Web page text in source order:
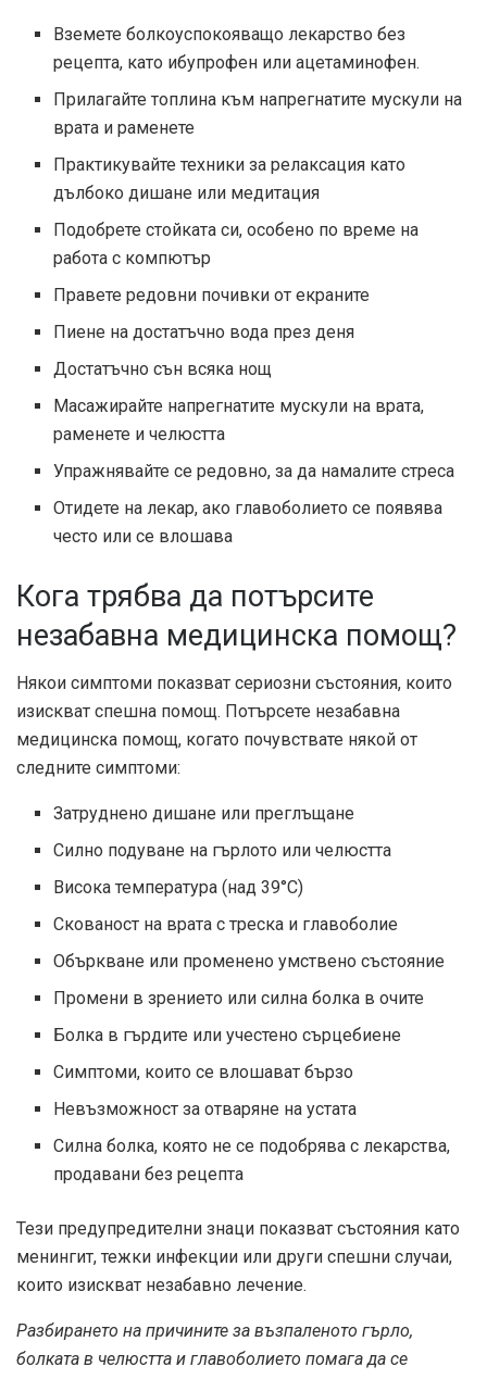
Вземете болкоуспокояващо лекарство без
рецепта, като ибупрофен или ацетаминофен.
Прилагайте топлина към напрегнатите мускули на
врата и раменете
Практикувайте техники за релаксация като
дълбоко дишане или медитация
Подобрете стойката си, особено по време на
работа с компютър
Правете редовни почивки от екраните
Пиене на достатъчно вода през деня
Достатъчно сън всяка нощ
Масажирайте напрегнатите мускули на врата,
раменете и челюстта
Упражнявайте се редовно, за да намалите стреса
Отидете на лекар, ако главоболието се появява
често или се влошава
Кога трябва да потърсите
незабавна медицинска помощ?
Някои симптоми показват сериозни състояния, които
изискват спешна помощ. Потърсете незабавна
медицинска помощ, когато почувствате някой от
следните симптоми:
Затруднено дишане или преглъщане
Силно подуване на гърлото или челюстта
Висока температура (над 39°C)
Скованост на врата с треска и главоболие
Объркване или променено умствено състояние
Промени в зрението или силна болка в очите
Болка в гърдите или учестено сърцебиене
Симптоми, които се влошават бързо
Невъзможност за отваряне на устата
Силна болка, която не се подобрява с лекарства,
продавани без рецепта
Тези предупредителни знаци показват състояния като
менингит, тежки инфекции или други спешни случаи,
които изискват незабавно лечение.
Разбирането на причините за възпаленото гърло,
болката в челюстта и главоболието помага да се